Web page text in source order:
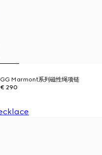
GG Marmont系列磁性绳项链
€ 290